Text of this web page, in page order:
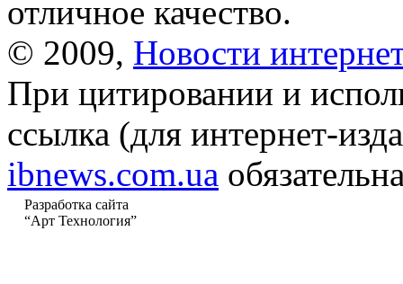
отличное качество.
© 2009, Новости
При цитировании и
ссылка (для интернет-
ibnews.com.ua
Разработка сайта
“Арт Технология”